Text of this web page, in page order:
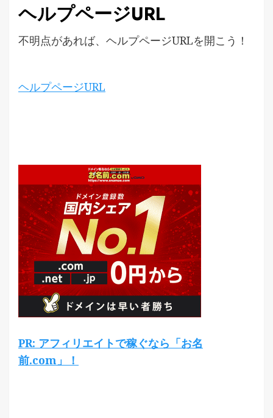
ヘルプページURL
不明点があれば、ヘルプページURLを開こう！
ヘルプページURL
PR: アフィリエイトで稼ぐなら「お名
前.com」！